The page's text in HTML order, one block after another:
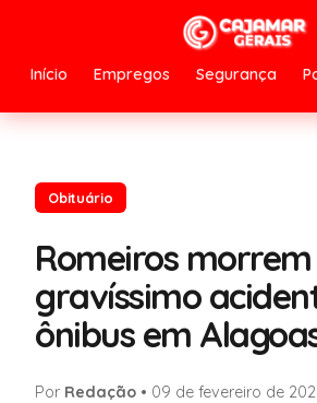
Início Empregos Segurança
Obituário
Romeiros
gravíssimo
ônibus em
Por Redação • 09 de fevereiro de